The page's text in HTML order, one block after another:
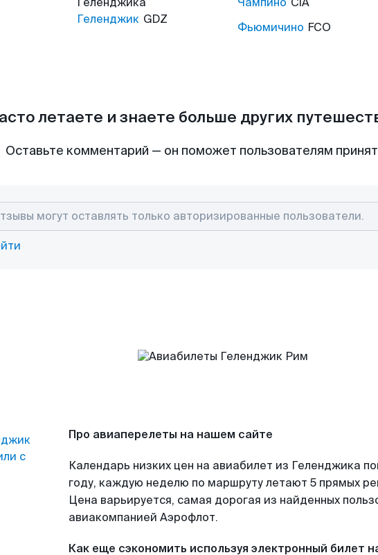
Геленджик GDZ
Фьюмичино FCO
летаете и знаете больше других
Оставьте комментарий — он поможет пользователям
с
Про авиаперелеты на нашем сайте
Календарь низких цен на авиабилет из Геленджика
году, каждую неделю по маршруту летают 5 прямых
Цена варьируется, самая дорогая из найденных
авиакомпанией Аэрофлот.
Как еще сэкономить используя электронный билет